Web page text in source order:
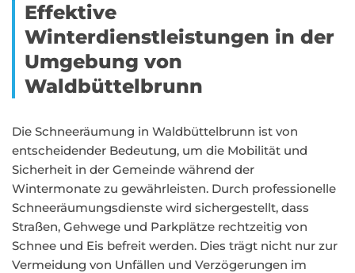
Effektive
Winterdienstleistungen in der
Umgebung von
Waldbüttelbrunn
Die Schneeräumung in Waldbüttelbrunn ist von
entscheidender Bedeutung, um die Mobilität und
Sicherheit in der Gemeinde während der
Wintermonate zu gewährleisten. Durch professionelle
Schneeräumungsdienste wird sichergestellt, dass
Straßen, Gehwege und Parkplätze rechtzeitig von
Schnee und Eis befreit werden. Dies trägt nicht nur zur
Vermeidung von Unfällen und Verzögerungen im